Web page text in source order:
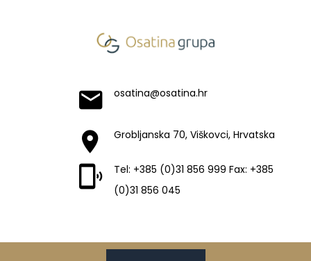
osatina@osatina.hr
Grobljanska 70, Viškovci, Hrvatska
Tel: +385 (0)31 856 999 Fax: +385
(0)31 856 045